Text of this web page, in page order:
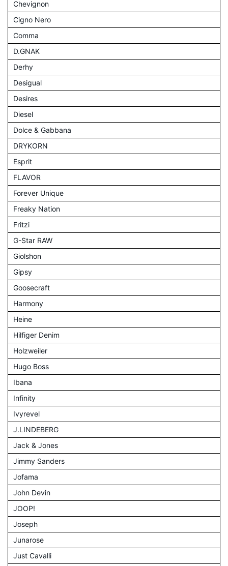
Chevignon
Cigno Nero
Comma
D.GNAK
Derhy
Desigual
Desires
Diesel
Dolce & Gabbana
DRYKORN
Esprit
FLAVOR
Forever Unique
Freaky Nation
Fritzi
G-Star RAW
Giolshon
Gipsy
Goosecraft
Harmony
Heine
Hilfiger Denim
Holzweiler
Hugo Boss
Ibana
Infinity
Ivyrevel
J.LINDEBERG
Jack & Jones
Jimmy Sanders
Jofama
John Devin
JOOP!
Joseph
Junarose
Just Cavalli